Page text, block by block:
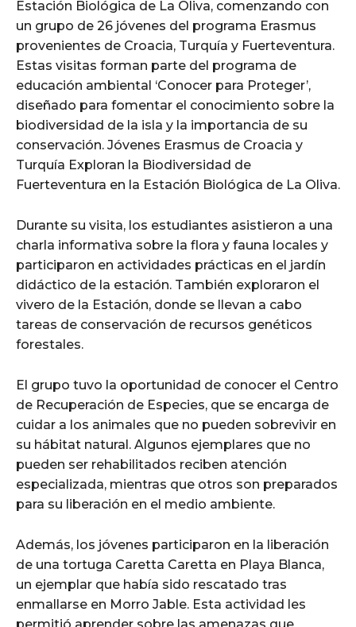
Estación Biológica de La Oliva, comenzando con
un grupo de 26 jóvenes del programa Erasmus
provenientes de Croacia, Turquía y Fuerteventura.
Estas visitas forman parte del programa de
educación ambiental ‘Conocer para Proteger’,
diseñado para fomentar el conocimiento sobre la
biodiversidad de la isla y la importancia de su
conservación. Jóvenes Erasmus de Croacia y
Turquía Exploran la Biodiversidad de
Fuerteventura en la Estación Biológica de La Oliva.
Durante su visita, los estudiantes asistieron a una
charla informativa sobre la flora y fauna locales y
participaron en actividades prácticas en el jardín
didáctico de la estación. También exploraron el
vivero de la Estación, donde se llevan a cabo
tareas de conservación de recursos genéticos
forestales.
El grupo tuvo la oportunidad de conocer el Centro
de Recuperación de Especies, que se encarga de
cuidar a los animales que no pueden sobrevivir en
su hábitat natural. Algunos ejemplares que no
pueden ser rehabilitados reciben atención
especializada, mientras que otros son preparados
para su liberación en el medio ambiente.
Además, los jóvenes participaron en la liberación
de una tortuga Caretta Caretta en Playa Blanca,
un ejemplar que había sido rescatado tras
enmallarse en Morro Jable. Esta actividad les